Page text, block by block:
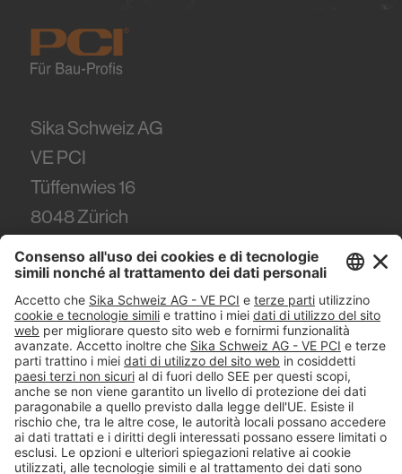
Sika Schweiz AG
VE PCI
Tüffenwies 16
8048Zürich
Tel. +41 (58) 436 21 21
#PCI